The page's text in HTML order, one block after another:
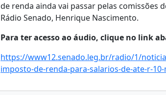
de renda ainda vai passar pelas comissões
Rádio Senado, Henrique Nascimento.
Para ter acesso ao áudio, clique no link
https://www12.senado.leg.br/radio/1/
imposto-de-renda-para-salarios-de-ate-r-